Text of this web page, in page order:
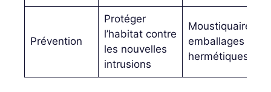
Prévention
Protéger
l’habitat contre
les nouvelles
intrusions
Moustiquaires,
emballages
hermétiques